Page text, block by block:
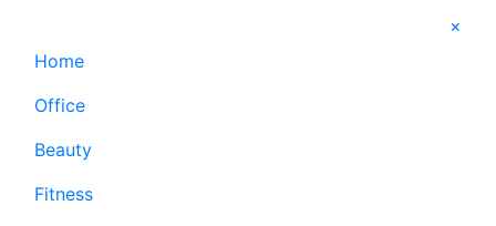
×
Home
Office
Beauty
Fitness